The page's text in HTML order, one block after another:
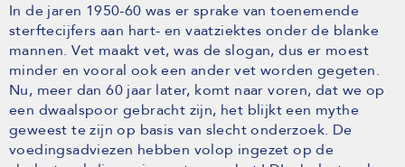
In de jaren 1950-60 was er sprake van toenemende
sterftecijfers aan hart- en vaatziektes onder de blanke
mannen. Vet maakt vet, was de slogan, dus er moest
minder en vooral ook een ander vet worden gegeten.
Nu, meer dan 60 jaar later, komt naar voren, dat we op
een dwaalspoor gebracht zijn, het blijkt een mythe
geweest te zijn op basis van slecht onderzoek. De
voedingsadviezen hebben volop ingezet op de